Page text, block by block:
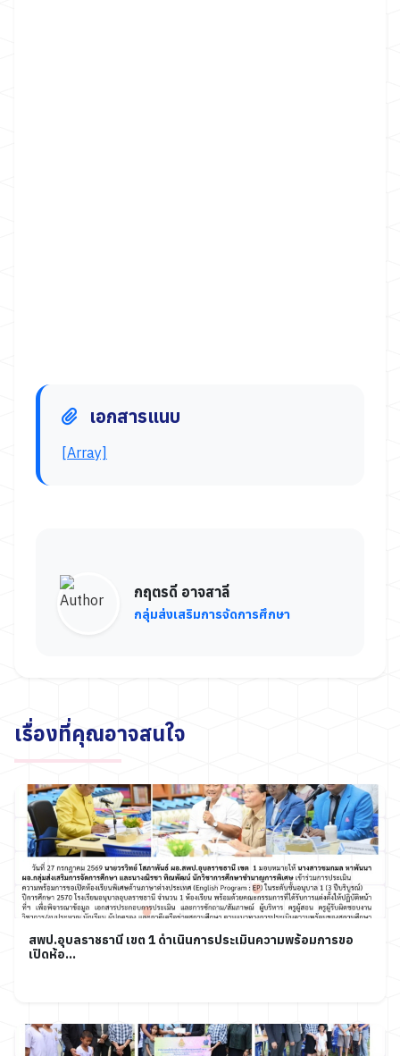
เอกสารแนบ
[Array]
กฤตรดี อาจสาลี
กลุ่มส่งเสริมการจัดการศึกษา
เรื่องที่คุณอาจสนใจ
สพป.อุบลราชธานี เขต 1 ดำเนินการประเมินความพร้อมการขอ
เปิดห้อ...